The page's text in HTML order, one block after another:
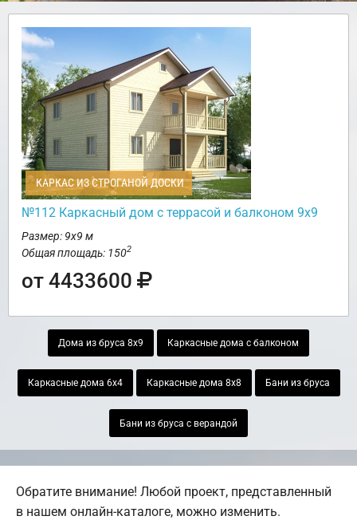
КАРКАС ИЗ СТРОГАНОЙ ДОСКИ
№112 Каркасный дом с террасой и балконом 9х9
Размер: 9х9 м
Общая площадь: 1502
от 4433600
Дома из бруса 8х9 Каркасные дома с балконом
Каркасные дома 6х4 Каркасные дома 8х8 Бани из бруса
Бани из бруса с верандой
Обратите внимание! Любой проект, представленный
в нашем онлайн-каталоге, можно изменить.